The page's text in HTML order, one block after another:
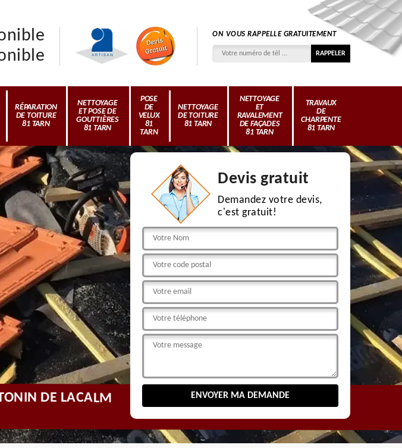
ON VOUS RAPPELLE GRATUITEMENT
RÉPARATION
DE TOITURE
81 TARN
NETTOYAGE
ET POSE DE
GOUTTIÈRES
81 TARN
POSE
DE
VELUX
81
TARN
NETTOYAGE
DE TOITURE
81 TARN
NETTOYAGE
ET
RAVALEMENT
DE FAÇADES
81 TARN
TRAVAUX
DE
CHARPENTE
81 TARN
Devis gratuit
Demandez votre devis,
c'est gratuit!
DE LACALM